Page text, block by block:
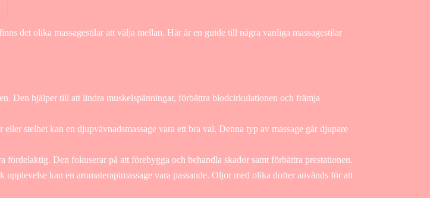
det olika massagestilar att välja mellan. Här är en guide till några vanliga massagestilar
Den hjälper till att lindra muskelspänningar, förbättra blodcirkulationen och främja
stelhet kan en djupvävnadsmassage vara ett bra val. Denna typ av massage går djupare
fördelaktig. Den fokuserar på att förebygga och behandla skador samt förbättra prestationen.
kan en aromaterapimassage vara passande. Oljor med olika dofter används för att